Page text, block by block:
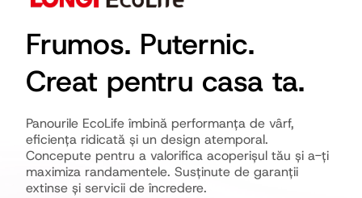
Frumos. Puternic.
Creat pentru casa ta.
Panourile EcoLife îmbină performanța de vârf,
eficiența ridicată și un design atemporal.
Concepute pentru a valorifica acoperișul tău și a-ți
maximiza randamentele. Susținute de garanții
extinse și servicii de încredere.